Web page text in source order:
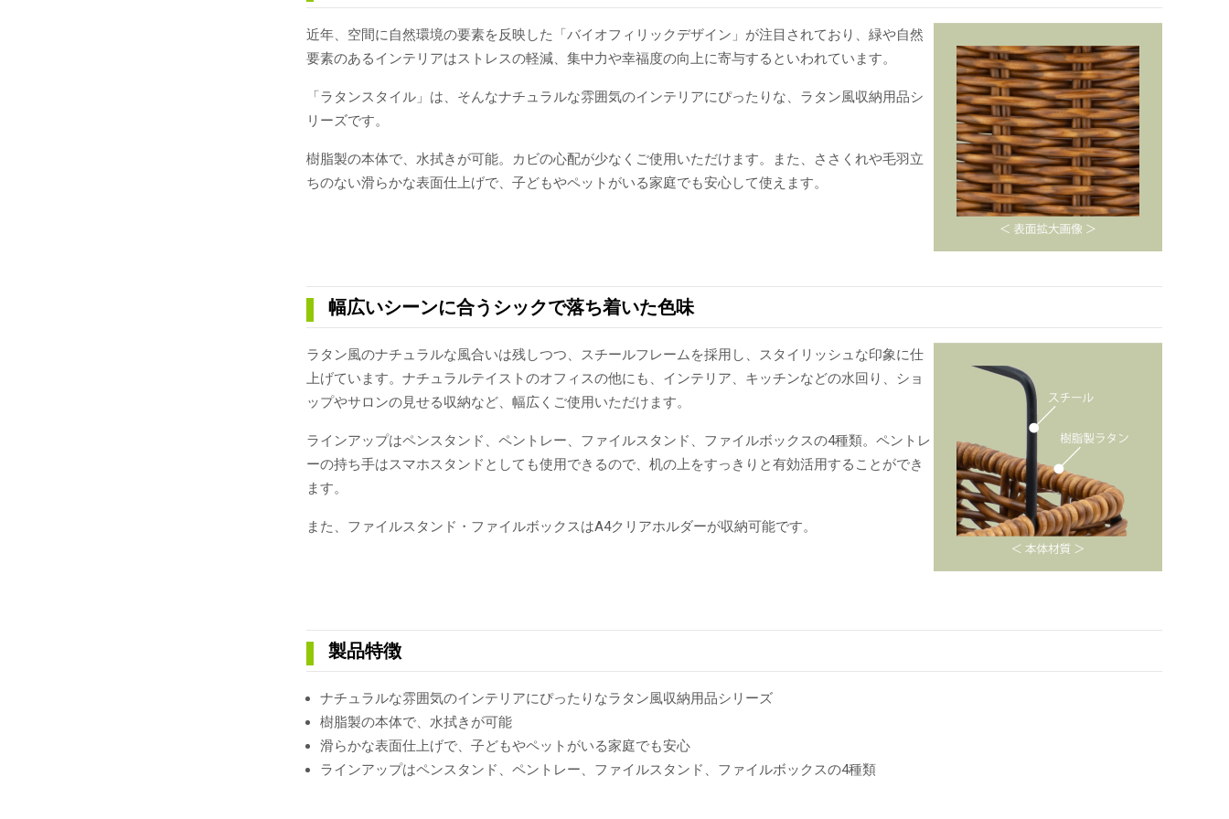
近年、空間に自然環境の要素を反映した「バイオフィリックデザイン」が注目されており、緑や自然
要素のあるインテリアはストレスの軽減、集中力や幸福度の向上に寄与するといわれています。
「ラタンスタイル」は、そんなナチュラルな雰囲気のインテリアにぴったりな、ラタン風収納用品シ
リーズです。
樹脂製の本体で、水拭きが可能。カビの心配が少なくご使用いただけます。また、ささくれや毛羽立
ちのない滑らかな表面仕上げで、子どもやペットがいる家庭でも安心して使えます。
幅広いシーンに合うシックで落ち着いた色味
ラタン風のナチュラルな風合いは残しつつ、スチールフレームを採用し、スタイリッシュな印象に仕
上げています。ナチュラルテイストのオフィスの他にも、インテリア、キッチンなどの水回り、ショ
ップやサロンの見せる収納など、幅広くご使用いただけます。
ラインアップはペンスタンド、ペントレー、ファイルスタンド、ファイルボックスの4種類。ペントレ
ーの持ち手はスマホスタンドとしても使用できるので、机の上をすっきりと有効活用することができ
ます。
また、ファイルスタンド・ファイルボックスはA4クリアホルダーが収納可能です。
製品特徴
ナチュラルな雰囲気のインテリアにぴったりなラタン風収納用品シリーズ
樹脂製の本体で、水拭きが可能
滑らかな表面仕上げで、子どもやペットがいる家庭でも安心
ラインアップはペンスタンド、ペントレー、ファイルスタンド、ファイルボックスの4種類